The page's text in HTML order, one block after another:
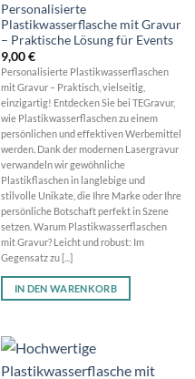
Personalisierte
Plastikwasserflasche mit Gravur
– Praktische Lösung für Events
9,00€
Personalisierte Plastikwasserflaschen
mit Gravur – Praktisch, vielseitig,
einzigartig! Entdecken Sie bei TEGravur,
wie Plastikwasserflaschen zu einem
persönlichen und effektiven Werbemittel
werden. Dank der modernen Lasergravur
verwandeln wir gewöhnliche
Plastikflaschen in langlebige und
stilvolle Unikate, die Ihre Marke oder Ihre
persönliche Botschaft perfekt in Szene
setzen. Warum Plastikwasserflaschen
mit Gravur? Leicht und robust: Im
Gegensatz zu [...]
IN DEN WARENKORB